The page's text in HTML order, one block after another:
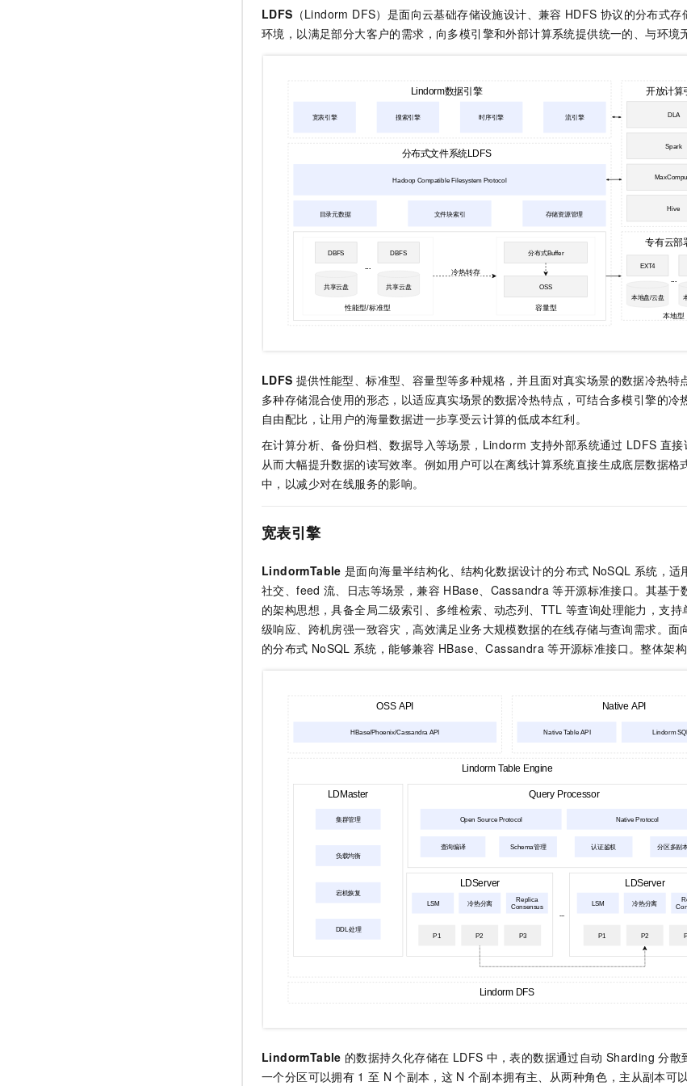
LDFS （Lindorm DFS）是面向云基础存储设施设计、兼容 HDFS 协议的分布式存
环境，以满足部分大客户的需求，向多模引擎和外部计算系统提供统一的、与环境
LDFS 提供性能型、标准型、容量型等多种规格，并且面对真实场景的数据冷热特
多种存储混合使用的形态，以适应真实场景的数据冷热特点，可结合多模引擎的冷
自由配比，让用户的海量数据进一步享受云计算的低成本红利。
在计算分析、备份归档、数据导入等场景，Lindorm 支持外部系统通过 LDFS 直接
从而大幅提升数据的读写效率。例如用户可以在离线计算系统直接生成底层数据格
中，以减少对在线服务的影响。
宽表引擎
LindormTable 是面向海量半结构化、结构化数据设计的分布式 NoSQL 系统，适
社交、feed 流、日志等场景，兼容 HBase、Cassandra 等开源标准接口。其基于
的架构思想，具备全局二级索引、多维检索、动态列、TTL 等查询处理能力，支
级响应、跨机房强一致容灾，高效满足业务大规模数据的在线存储与查询需求。面
的分布式 NoSQL 系统，能够兼容 HBase、Cassandra 等开源标准接口。整体架构
LindormTable 的数据持久化存储在 LDFS 中，表的数据通过自动 Sharding 分散
一个分区可以拥有 1 至 N 个副本，这 N 个副本拥有主、从两种角色，主从副本可